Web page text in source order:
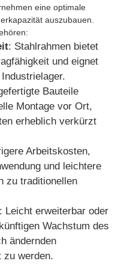
eine optimale
auszubauen.
: Stahlrahmen bietet
und eignet
Bauteile
Montage vor Ort,
erheblich verkürzt
Arbeitskosten,
und leichtere
zu traditionellen
: Leicht erweiterbar oder
Wachstum des
ändernden
zu werden.